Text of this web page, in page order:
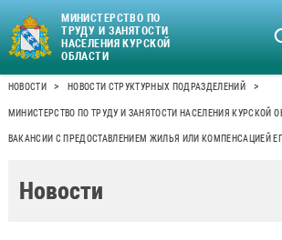
МИНИСТЕРСТВО ПО
ТРУДУ И ЗАНЯТОСТИ
НАСЕЛЕНИЯ КУРСКОЙ
ОБЛАСТИ
НОВОСТИ > НОВОСТИ СТРУКТУРНЫХ ПОДРАЗДЕЛЕНИЙ >
МИНИСТЕРСТВО ПО ТРУДУ И ЗАНЯТОСТИ НАСЕЛЕНИЯ КУРСКОЙ
ВАКАНСИИ С ПРЕДОСТАВЛЕНИЕМ ЖИЛЬЯ ИЛИ КОМПЕНСАЦИЕЙ
Новости